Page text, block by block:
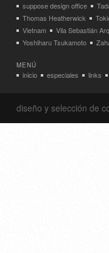
suppose design office
Thomas Heatherwick
Vietnam
Vila Sebastián
Yoshiharu Tsukamoto
MENÚ
inicio especiales links
diseño y selección de